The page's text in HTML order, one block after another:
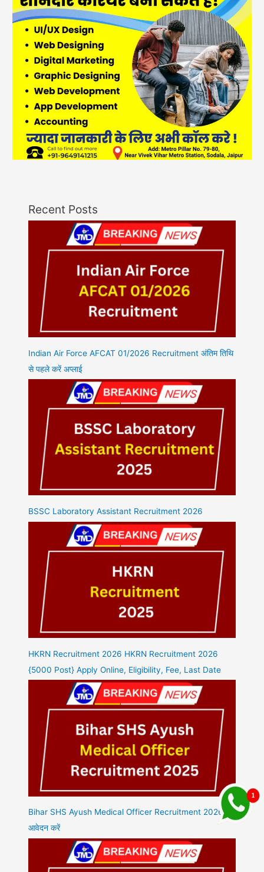
Recent Posts
Indian Air Force AFCAT 01/2026 Recruitment अंतिम तिथि
से पहले करें अप्लाई
BSSC Laboratory Assistant Recruitment 2026
HKRN Recruitment 2026 HKRN Recruitment 2026
{5000 Post} Apply Online, Eligibility, Fee, Last Date
Bihar SHS Ayush Medical Officer Recruitment 2026
आवेदन करें